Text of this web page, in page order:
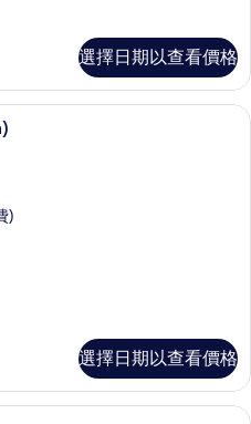
選擇日期以查看價格
客房內保險箱、書桌、熨斗/熨衣板、
)
選擇日期以查看價格
豪華套房 | 客房內保險箱、書桌、熨